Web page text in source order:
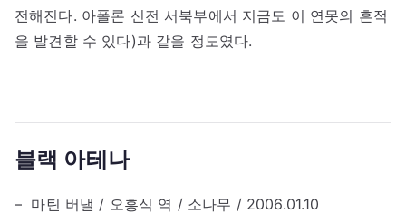
전해진다. 아폴론 신전 서북부에서 지금도 이 연못의 흔적
을 발견할 수 있다)과 같을 정도였다.
블랙 아테나
– 마틴 버낼 / 오흥식 역 / 소나무 / 2006.01.10